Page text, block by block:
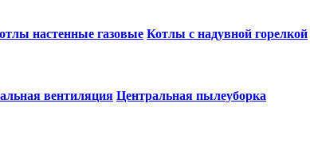
настенные газовые Котлы с надувной горелкой
вентиляция Центральная пылеуборка